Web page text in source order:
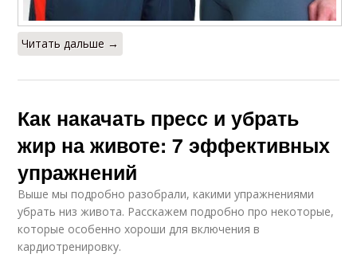
Читать дальше →
Как накачать пресс и убрать
жир на животе: 7 эффективных
упражнений
Выше мы подробно разобрали, какими упражнениями
убрать низ живота. Расскажем подробно про некоторые,
которые особенно хороши для включения в
кардиотренировку.